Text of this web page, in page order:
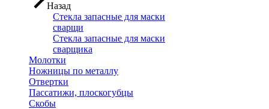
Назад
Стекла запасные для маски
сварщи
Стекла запасные для маски
сварщика
Молотки
Ножницы по металлу
Отвертки
Пассатижи, плоскогубцы
Скобы